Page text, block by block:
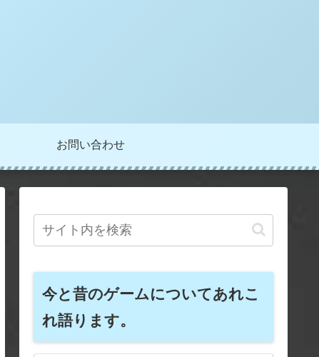
お問い合わせ
今と昔のゲームについてあれこ
れ語ります。